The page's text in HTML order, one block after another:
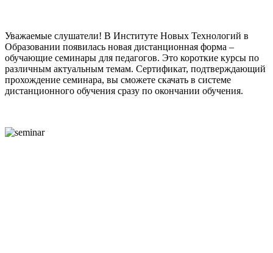
Уважаемые слушатели! В Институте Новых Технологий в
Образовании появилась новая дистанционная форма –
обучающие семинары для педагогов. Это короткие курсы по
различным актуальным темам. Сертификат, подтверждающий
прохождение семинара, вы сможете скачать в системе
дистанционного обучения сразу по окончании обучения.